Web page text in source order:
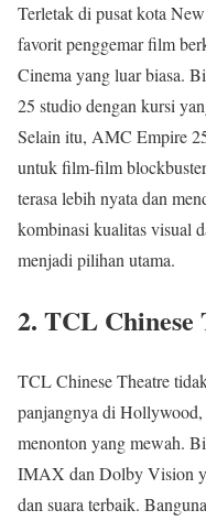
Terletak di pusat kota
favorit penggemar film
Cinema yang luar biasa.
25 studio dengan kursi
Selain itu, AMC Empire
untuk film-film
terasa lebih nyata dan
kombinasi kualitas visual
menjadi pilihan utama.
2. TCL Chinese
TCL Chinese Theatre
panjangnya di Hollywood,
menonton yang mewah.
IMAX dan Dolby Vision
dan suara terbaik.